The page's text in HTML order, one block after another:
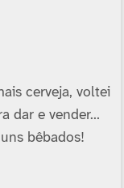
cerveja, voltei
dar e vender…
bêbados!